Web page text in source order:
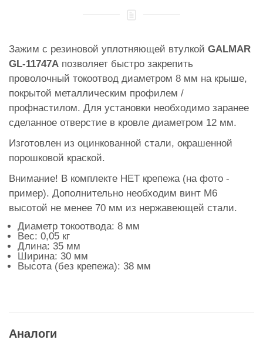
Зажим с резиновой уплотняющей втулкой GALMAR
GL-11747A позволяет быстро закрепить
проволочный токоотвод диаметром 8 мм на крыше,
покрытой металлическим профилем /
профнастилом. Для установки необходимо заранее
сделанное отверстие в кровле диаметром 12 мм.
Изготовлен из оцинкованной стали, окрашенной
порошковой краской.
Внимание! В комплекте НЕТ крепежа (на фото -
пример). Дополнительно необходим винт М6
высотой не менее 70 мм из нержавеющей стали.
Диаметр токоотвода: 8 мм
Вес: 0,05 кг
Длина: 35 мм
Ширина: 30 мм
Высота (без крепежа): 38 мм
Аналоги